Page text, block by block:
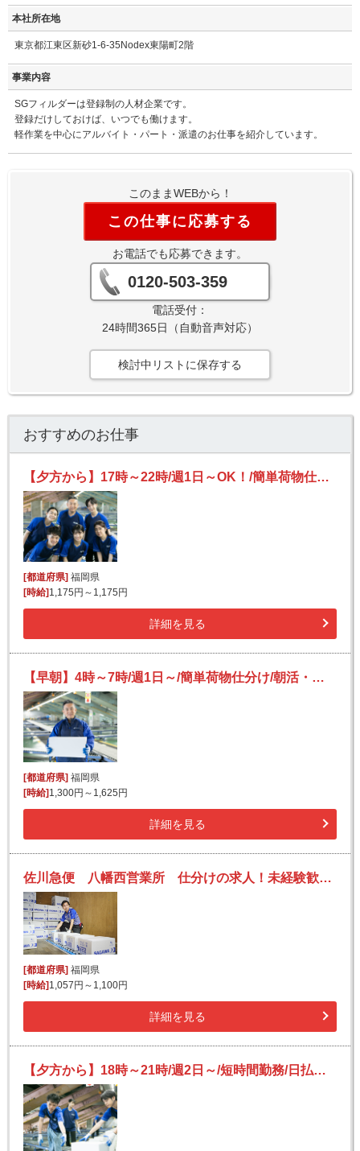
本社所在地
東京都江東区新砂1-6-35Nodex東陽町2階
事業内容
SGフィルダーは登録制の人材企業です。
登録だけしておけば、いつでも働けます。
軽作業を中心にアルバイト・パート・派遣のお仕事を紹介しています。
このままWEBから！
この仕事に応募する
お電話でも応募できます。
0120-503-359
電話受付：
24時間365日（自動音声対応）
検討中リストに保存する
おすすめのお仕事
【夕方から】17時～22時/週1日～OK！/簡単荷物仕分け/日払い可（規定有）/未経験OK/送迎あり
[都道府県] 福岡県
[時給] 1,175円～1,175円
詳細を見る
【早朝】4時～7時/週1日～/簡単荷物仕分け/朝活・短時間/日払い可(規定有)/副業歓迎
[都道府県]福岡県
[時給]1,300円～1,625円
詳細を見る
佐川急便 八幡西営業所 仕分けの求人！未経験歓迎！先輩たちがサポートします♪
[都道府県]福岡県
[時給]1,057円～1,100円
詳細を見る
【夕方から】18時～21時/週2日～/短時間勤務/日払いOK(規定有)/副業可/未経験歓迎